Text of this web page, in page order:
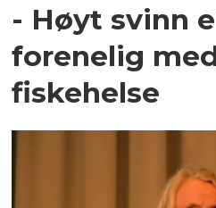
- Høyt svinn
forenelig
fiskehelse